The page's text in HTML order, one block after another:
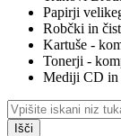
Papirji
Robčki in
Kartuše -
Tonerji -
Mediji CD
Išči